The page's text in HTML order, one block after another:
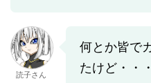
読子さん
何とか皆で
たけど・・・